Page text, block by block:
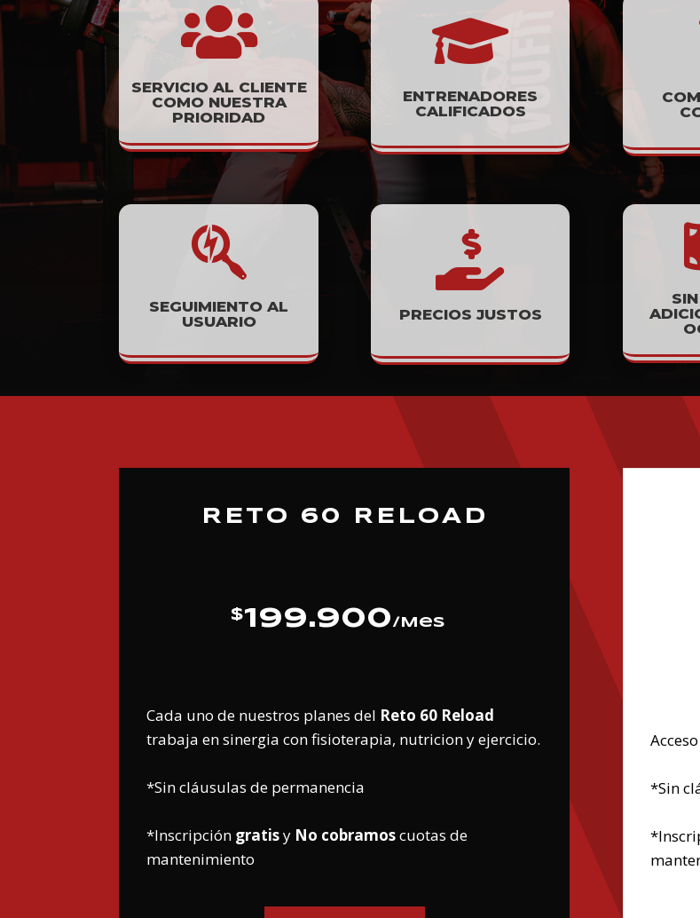

SERVICIO AL CLIENTE
COMO NUESTRA
PRIORIDAD

ENTRENADORES
CALIFICADOS

SEGUIMIENTO AL
USUARIO

PRECIOS JUSTOS
RETO 60 RELOAD
$199.900 / Mes
Cada uno de nuestros planes del Reto 60 Reload
trabaja en sinergia con fisioterapia, nutricion y ejercicio.
*Sin cláusulas de permanencia
*Inscripción gratisy No cobramoscuotas de
mantenimiento
*Sin